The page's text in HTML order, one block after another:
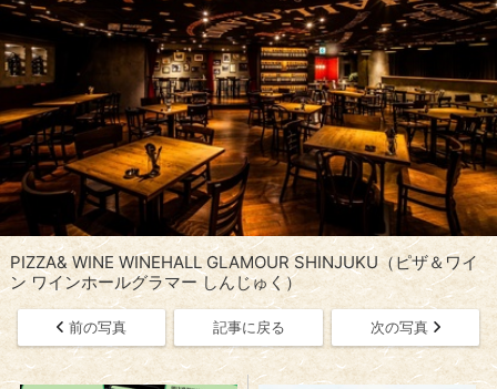
PIZZA& WINE WINEHALL GLAMOUR SHINJUKU（ピザ＆ワイ
ン ワインホールグラマー しんじゅく）
前の写真 記事に戻る 次の写真